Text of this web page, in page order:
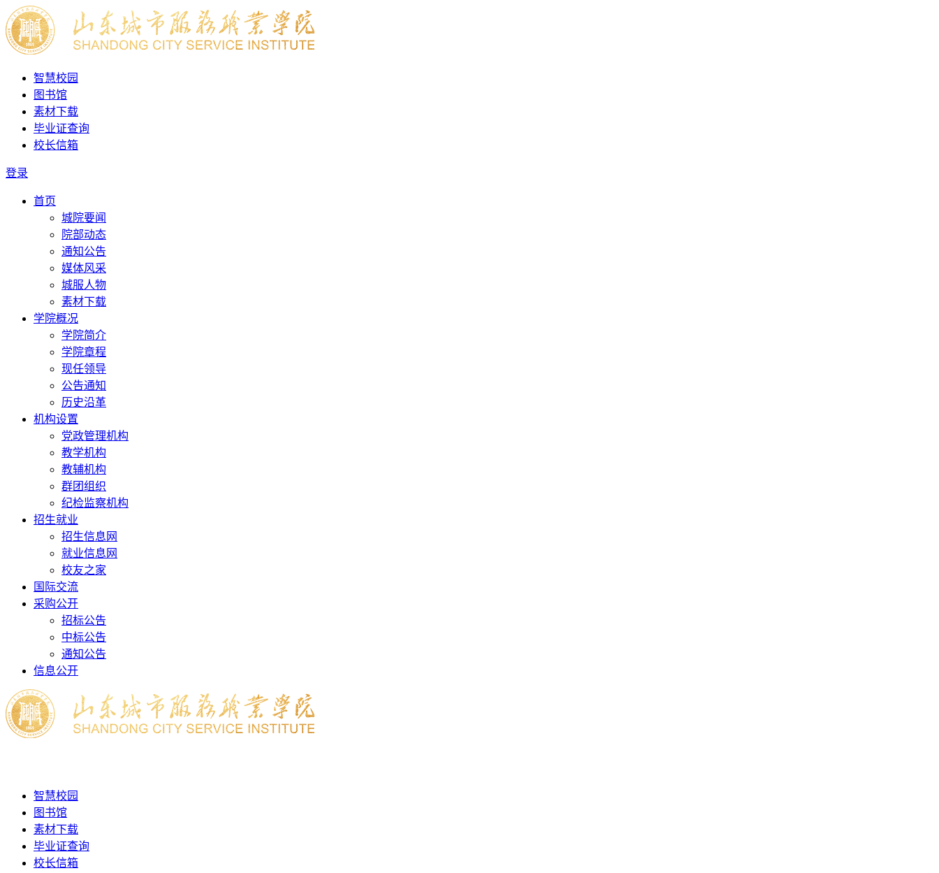
智慧校园
图书馆
素材下载
毕业证查询
校长信箱
登录
首页
城院要闻
院部动态
通知公告
媒体风采
城服人物
素材下载
学院概况
学院简介
学院章程
现任领导
公告通知
历史沿革
机构设置
党政管理机构
教学机构
教辅机构
群团组织
纪检监察机构
招生就业
招生信息网
就业信息网
校友之家
国际交流
采购公开
招标公告
中标公告
通知公告
信息公开
智慧校园
图书馆
素材下载
毕业证查询
校长信箱